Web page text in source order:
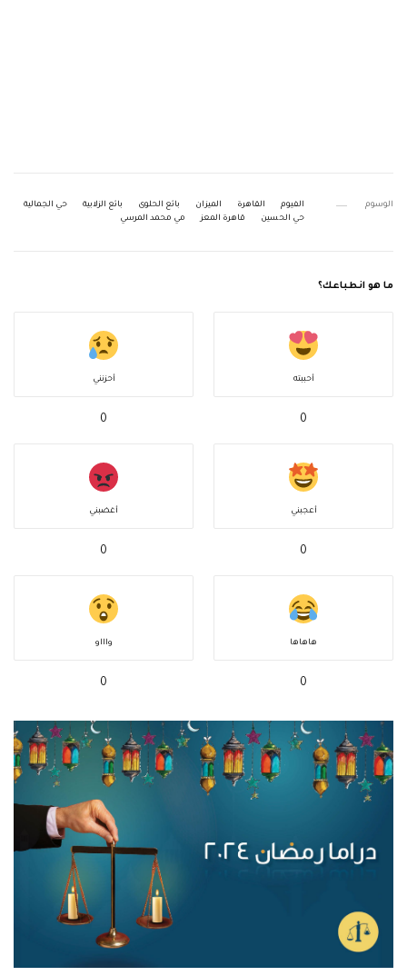
الوسوم الفيوم القاهرة الميزان بائع الحلوى بائع الزلابية
حي الجمالية
حي الحسين
قاهرة المعز مي محمد المرسي
ما هو انطباعك؟
أحببته
0
أحزنني
0
أعجبني
0
أغضبني
0
هاهاها
0
واااو
0